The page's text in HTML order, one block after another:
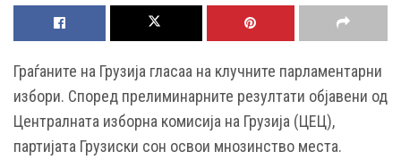
Граѓаните на Грузија гласаа на клучните парламентарни
избори. Според прелиминарните резултати објавени од
Централната изборна комисија на Грузија (ЦЕЦ),
партијата Грузиски сон освои мнозинство места.